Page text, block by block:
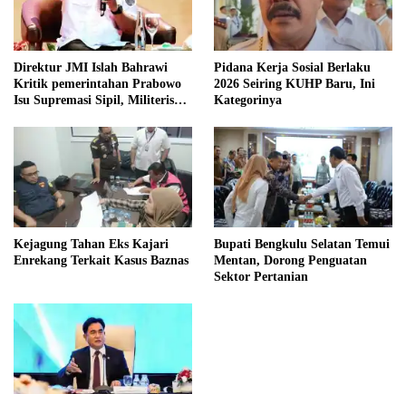
Direktur JMI Islah Bahrawi
Kritik pemerintahan Prabowo
Isu Supremasi Sipil, Militerisasi,
Pidana Kerja Sosial Berlaku
2026 Seiring KUHP Baru, Ini
Kategorinya
Kejagung Tahan Eks Kajari
Enrekang Terkait Kasus Baznas
Bupati Bengkulu Selatan Temui
Mentan, Dorong Penguatan
Sektor Pertanian